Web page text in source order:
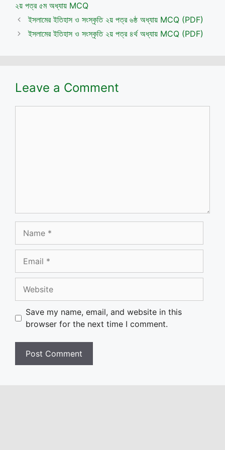
২য় পত্র ৫ম অধ্যায় MCQ
ইসলামের ইতিহাস ও সংস্কৃতি ২য় পত্র ৬ষ্ঠ অধ্যায় MCQ (PDF)
ইসলামের ইতিহাস ও সংস্কৃতি ২য় পত্র ৪র্থ অধ্যায় MCQ (PDF)
Leave a Comment
Save my name, email, and website in this
browser for the next time I comment.